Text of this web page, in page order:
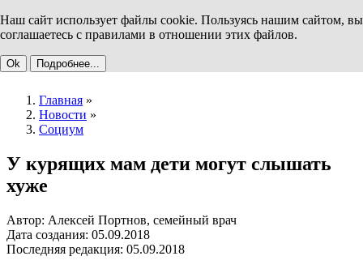
Наш сайт использует файлы cookie. Пользуясь нашим сайтом, вы
соглашаетесь с правилами в отношении этих файлов.
Ok Подробнее...
Главная »
Новости »
Социум
У курящих мам дети могут слышать
хуже
Автор: Алексей Портнов, семейный врач
Дата создания: 05.09.2018
Последняя редакция: 05.09.2018